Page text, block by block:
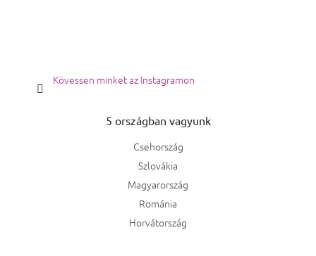
Kövessen minket az Instagramon
5 országban vagyunk
Csehország
Szlovákia
Magyarország
Románia
Horvátország